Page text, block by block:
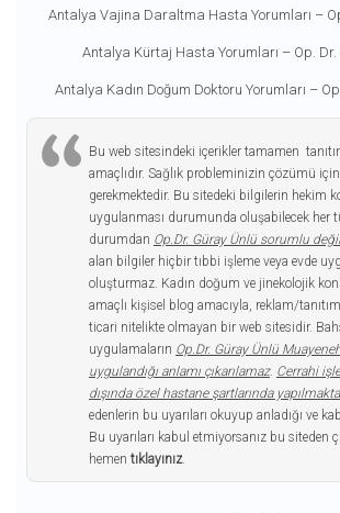
Antalya Vajina Daraltma Hasta Yorumları –
Antalya Kürtaj Hasta Yorumları – Op. Dr.
Antalya Kadın Doğum Doktoru Yorumları –
Bu web sitesindeki içerikler tamamen
amaçlıdır. Sağlık probleminizin çözümü
gerekmektedir. Bu sitedeki bilgilerin hekim
uygulanması durumunda oluşabilecek her
durumdan Op.Dr. Güray Ünlü sorumlu
alan bilgiler hiçbir tıbbi işleme veya evde
oluşturmaz. Kadın doğum ve jinekolojik
amaçlı kişisel blog amacıyla, reklam/
ticari nitelikte olmayan bir web sitesidir.
uygulamaların Op.Dr. Güray Ünlü
uygulandığı anlamı çıkarılamaz. Cerrahi
dışında özel hastane şartlarında
edenlerin bu uyarıları okuyup anladığı ve
Bu uyarıları kabul etmiyorsanız bu siteden
hemen tıklayınız.